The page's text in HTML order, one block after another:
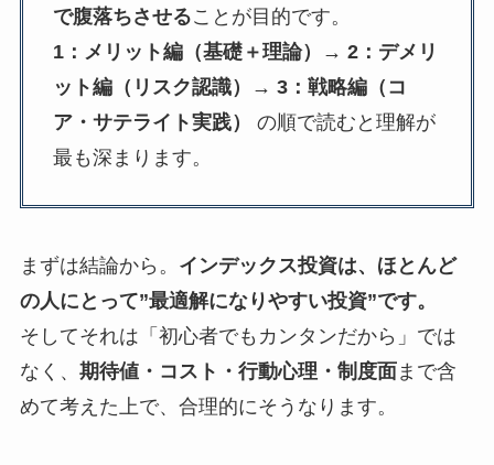
で腹落ちさせることが目的です。
1：メリット編（基礎＋理論）→ 2：デメリ
ット編（リスク認識）→ 3：戦略編（コ
ア・サテライト実践）
の順で読むと理解が
最も深まります。
まずは結論から。 インデックス投資は、ほとんど
の人にとって”最適解になりやすい投資”です。
そしてそれは「初心者でもカンタンだから」では
なく、 期待値・コスト・行動心理・制度面まで含
めて考えた上で、合理的にそうなります。